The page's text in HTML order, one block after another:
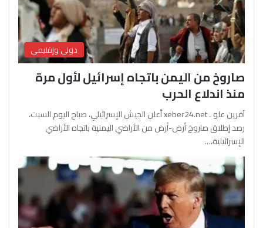
دولي وإقليمي
صاروخ من اليمن باتجاه إسرائيل لأول مرة
منذ اندلاع الحرب
آفرين علو ـ xeber24.net أعلن الجيش الإسرائيلي، صباح اليوم السبت،
رصد إطلاق صاروخ أرض-أرض من الأراضي اليمنية باتجاه الأراضي
الإسرائيلية،…